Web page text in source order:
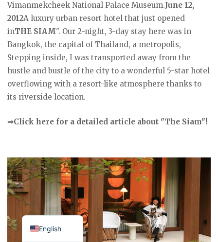
Vimanmekcheek National Palace Museum.June 12,
2012A luxury urban resort hotel that just opened
inTHE SIAM". Our 2-night, 3-day stay here was in
Bangkok, the capital of Thailand, a metropolis,
Stepping inside, I was transported away from the
hustle and bustle of the city to a wonderful 5-star hotel
overflowing with a resort-like atmosphere thanks to
its riverside location.
⇒Click here for a detailed article about "The Siam"!
English
Japanese